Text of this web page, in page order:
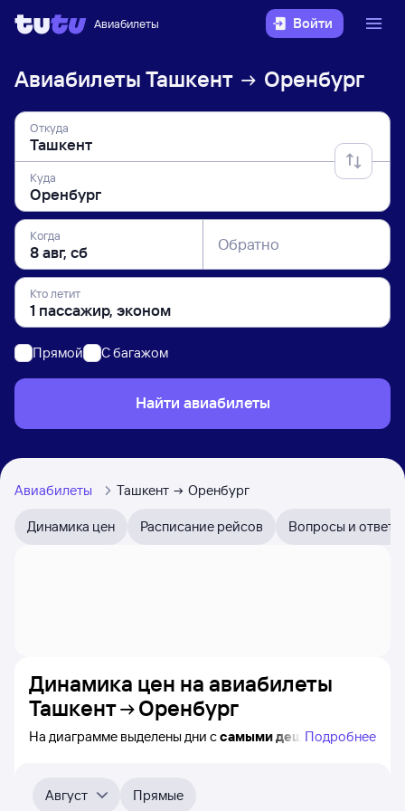
Авиабилеты Войти
Авиабилеты Ташкент Оренбург
Откуда
Куда
Когда Обратно
Кто летит
Прямой C багажом
Найти авиабилеты
Авиабилеты Ташкент Оренбург
Динамика цен Расписание рейсов Вопросы и ответы
Динамика цен на авиабилеты
Ташкент
Оренбург
На диаграмме выделены дни ссамыми дешёвыми
на ближайшие 4-5 месяца. Выберите день, перейдите
по клику к поиску авиабилетов и получению
Подробнее
Август
Прямые